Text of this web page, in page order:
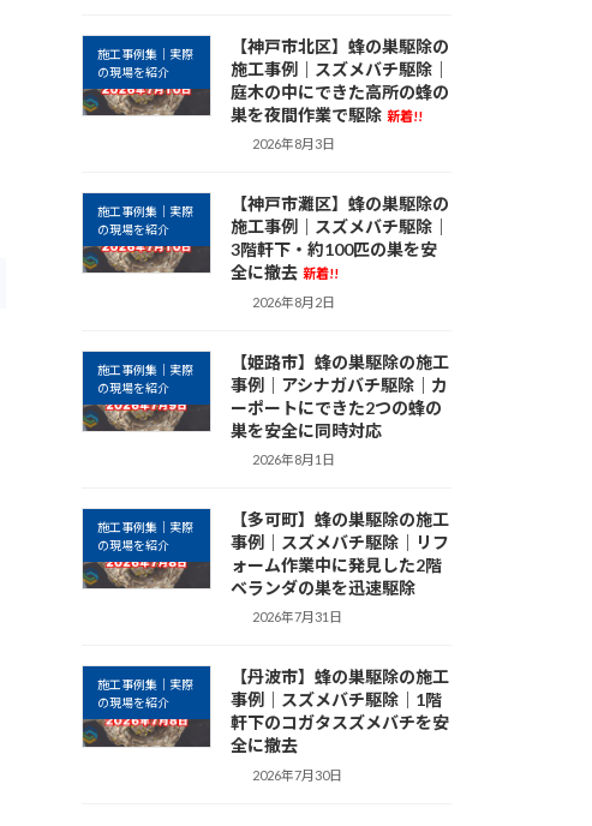
施工事例集｜実際
の現場を紹介
【神戸市北区】蜂の巣駆除の
施工事例｜スズメバチ駆除｜
庭木の中にできた高所の蜂の
巣を夜間作業で駆除 新着!!
2026年8月3日
施工事例集｜実際
の現場を紹介
【神戸市灘区】蜂の巣駆除の
施工事例｜スズメバチ駆除｜
3階軒下・約100匹の巣を安
全に撤去 新着!!
2026年8月2日
施工事例集｜実際
の現場を紹介
【姫路市】蜂の巣駆除の施工
事例｜アシナガバチ駆除｜カ
ーポートにできた2つの蜂の
巣を安全に同時対応
2026年8月1日
施工事例集｜実際
の現場を紹介
【多可町】蜂の巣駆除の施工
事例｜スズメバチ駆除｜リフ
ォーム作業中に発見した2階
ベランダの巣を迅速駆除
2026年7月31日
施工事例集｜実際
の現場を紹介
【丹波市】蜂の巣駆除の施工
事例｜スズメバチ駆除｜1階
軒下のコガタスズメバチを安
全に撤去
2026年7月30日